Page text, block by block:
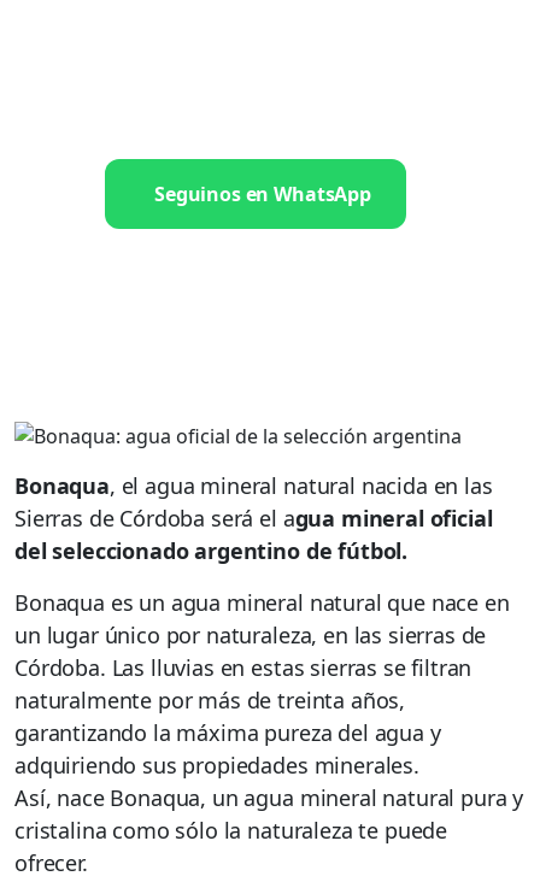
Seguinos en WhatsApp
Bonaqua, el agua mineral natural nacida en las
Sierras de Córdoba será el agua mineral oficial
del seleccionado argentino de fútbol.
Bonaqua es un agua mineral natural que nace en
un lugar único por naturaleza, en las sierras de
Córdoba. Las lluvias en estas sierras se filtran
naturalmente por más de treinta años,
garantizando la máxima pureza del agua y
adquiriendo sus propiedades minerales.
Así, nace Bonaqua, un agua mineral natural pura y
cristalina como sólo la naturaleza te puede
ofrecer.